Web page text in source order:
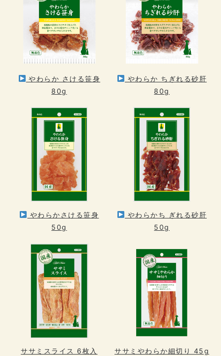
やわらか さける笹身
80g
やわらか ちぎれる砂肝
80g
やわらかさける笹身
50g
やわらかち ぎれる砂肝
50g
ササミスライス 6枚入 ササミやわらか細切り 45g